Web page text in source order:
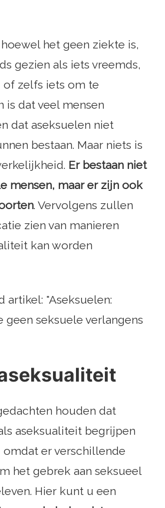
het geen ziekte is,
gezien als iets vreemds,
zelfs iets om te
is dat veel mensen
dat aseksuelen niet
bestaan. Maar niets is
Er bestaan ​​niet
mensen, maar er zijn ook
. Vervolgens zullen
zien van manieren
kan worden
artikel: "Aseksuelen:
geen seksuele verlangens
houden dat
aseksualiteit begrijpen
omdat er verschillende
het gebrek aan seksueel
Hier kunt u een